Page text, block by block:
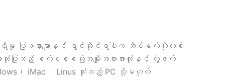
ထွေရှိမှု ပြဿနာများနှင့် ရင်ဆိုင်ရပါက အိပ်မက်ဆိုးတစ်
းပြုသည့် စက်ပစ္စည်းအမျိုးအစားအားလုံးနှင့် တွဲဖက်
၊ iMac၊ Linus သုံးသည့် PC သို့မဟုတ်